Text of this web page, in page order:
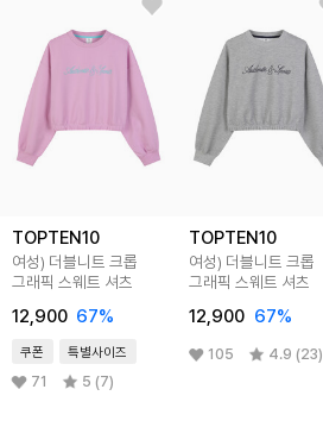
TOPTEN10
여성) 더블니트 크롭
그래픽 스웨트 셔츠
12,900 67%
쿠폰 특별사이즈
71 5 (7)
TOPTEN10
여성) 더블니트 크롭
그래픽 스웨트 셔츠
12,900 67%
105 4.9 (23)